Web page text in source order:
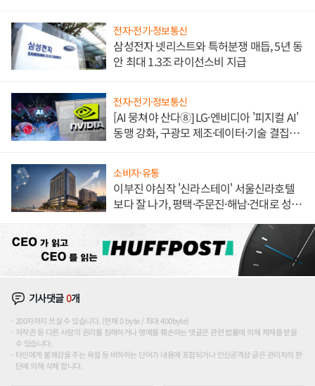
전자·전기·정보통신
삼성전자 넷리스트와 특허분쟁 매듭, 5년 동
안 최대 1.3조 라이선스비 지급
전자·전기·정보통신
[AI 뭉쳐야 산다⑧] LG·엔비디아 '피지컬 AI'
동맹 강화, 구광모 제조·데이터·기술 결집
소비자·유통
이부진 야심작 '신라스테이' 서울신라호텔
보다 잘 나가, 평택·주문진·해남·건대로 성
기사댓글0개
200자까지 쓰실 수 있습니다. (현재 0 byte / 최대 400byte)
저작권 등 다른 사람의 권리를 침해하거나 명예를 훼손하는 댓글은 관련 법률에 의해 제재를 받을
수 있습니다.
타인에게 불쾌감을 주는 욕설 등 비하하는 단어가 내용에 포함되거나 인신공격성 글은 관리자의 판
단에 의해 삭제 합니다.